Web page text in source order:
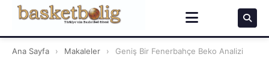
Ana Sayfa › Makaleler › Geniş Bir Fenerbahçe Beko Analizi